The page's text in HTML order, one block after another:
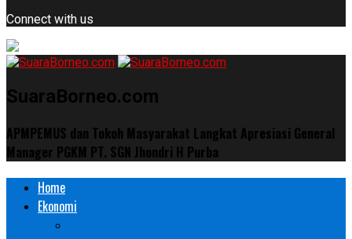
Connect with us
SuaraBorneo.com
APMPEMUS dan Tokoh Masyarakat Langkat Apresiasi General
Manager PGKM PT. SGN Jhondri H Purba
Home
Ekonomi